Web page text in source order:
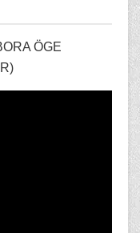
ÖGE